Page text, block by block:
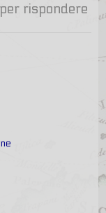
rispondere